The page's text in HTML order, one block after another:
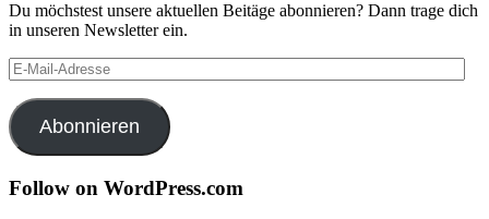
Du möchstest unsere aktuellen Beitäge abonnieren? Dann trage dich
in unseren Newsletter ein.
E-
Mail-
Adresse
Abonnieren
Follow on WordPress.com